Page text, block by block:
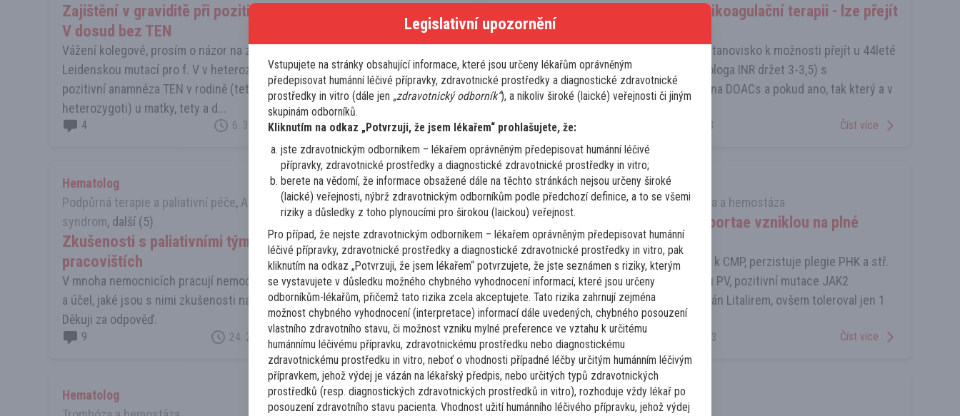
Zajištění v graviditě při pozitivní heterozygotní mutaci pro f.
V dosud bez TEN
Vážení kolegové, prosím o názor na zajištění primigravidity s prokázanou
Leidenskou mutací pro f. V v heterozygotní formě, dosud bez TEN. Vysoce
pozitivní anamnéza TEN v rodině (teta a dědeček) a pozitivní genetika (fV
heterozygoti) u matky, tety a d...
4 6. 3. 2023 Číst více
44letá pacientka na doživotní antikoagulační terapii - lze přejít
na DOAC?
Vážení kolegové, prosím o Vaše laskavé stanovisko k možnosti přejít u 44leté
pac. z Warfarinu (dle intervenčního kardiologa INR držet 3-3,5) s
heterozygotní formou mutace f.V Leiden na DOACs a pokud ano, tak který a v
3 1. 3. 2023 Číst více
Hematolog
Podpůrná terapie a paliativní péče, Akutní leukémie Myelodysplastický
syndrom, další (5)
Zkušenosti s paliativními týmy na hematoonkologických
pracovištích
V mnoha nemocnicích pracují nemocniční paliativní týmy, jaké je jejich místo
a účel, jaké jsou s nimi zkušenosti na hematoonkologických pracovištích?
Děkuji za odpověď.
9 24. 2. 2023 Číst více
Hematolog
Myeloproliferativní onemocnění ,Trombóza a hemostáza
67letý pac. s PV s trombozou v. portae vzniklou na plné
warfarinizaci
10/2016 v.s. v důsledku nedg. MPN došlo k CMP, perzistuje plegie PHK a stř.
těžká paresa PDK. Následně dg. MPN typu PV, pozitivní mutace JAK2
pac.opakovaně venepunktován a medikován Litalirem, ovšem toleroval jen 1
tbl. každý 3.den, při pokusu o navý...
7 19. 2. 2023 Číst více
Hematolog
Jiná
Legislativní upozornění
Vstupujete na stránky obsahující informace, které jsou určeny lékařům oprávněným
předepisovat humánní léčivé přípravky, zdravotnické prostředky a diagnostické zdravotnické
prostředky in vitro (dále jen „zdravotnický odborník“), a nikoliv široké (laické) veřejnosti či jiným
skupinám odborníků.
Kliknutím na odkaz „Potvrzuji, že jsem lékařem“ prohlašujete, že:
jste zdravotnickým odborníkem – lékařem oprávněným předepisovat humánní léčivé
přípravky, zdravotnické prostředky a diagnostické zdravotnické prostředky in vitro;
berete na vědomí, že informace obsažené dále na těchto stránkách nejsou určeny široké
(laické) veřejnosti, nýbrž zdravotnickým odborníkům podle předchozí definice, a to se všemi
riziky a důsledky z toho plynoucími pro širokou (laickou) veřejnost.
Pro případ, že nejste zdravotnickým odborníkem – lékařem oprávněným předepisovat humánní
léčivé přípravky, zdravotnické prostředky a diagnostické zdravotnické prostředky in vitro, pak
kliknutím na odkaz „Potvrzuji, že jsem lékařem“ potvrzujete, že jste seznámen s riziky, kterým
se vystavujete v důsledku možného chybného vyhodnocení informací, které jsou určeny
odborníkům-lékařům, přičemž tato rizika zcela akceptujete. Tato rizika zahrnují zejména
možnost chybného vyhodnocení (interpretace) informací dále uvedených, chybného posouzení
vlastního zdravotního stavu, či možnost vzniku mylné preference ve vztahu k určitému
humánnímu léčivému přípravku, zdravotnickému prostředku nebo diagnostickému
zdravotnickému prostředku in vitro, neboť o vhodnosti případné léčby určitým humánním léčivým
přípravkem, jehož výdej je vázán na lékařský předpis, nebo určitých typů zdravotnických
prostředků (resp. diagnostických zdravotnických prostředků in vitro), rozhoduje vždy lékař po
posouzení zdravotního stavu pacienta. Vhodnost užití humánního léčivého přípravku, jehož výdej